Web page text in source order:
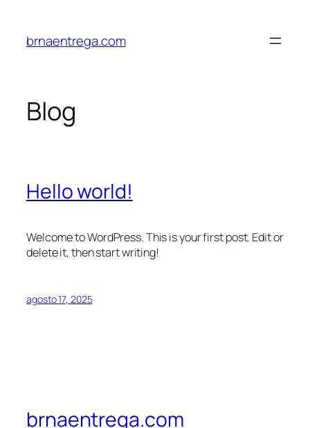
brnaentrega.com
Blog
Hello world!
Welcome to WordPress. This is your first post. Edit or
delete it, then start writing!
agosto 17, 2025
brnaentrega.com